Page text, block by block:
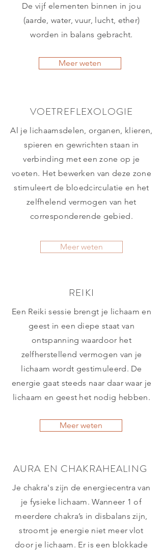
De vijf elementen binnen in jou
(aarde, water, vuur, lucht, ether)
worden in balans gebracht.
Meer weten
VOETREFLEXOLOGIE
Al je lichaamsdelen, organen, klieren,
spieren en gewrichten staan in
verbinding met een zone op je
voeten. Het bewerken van deze zone
stimuleert de bloedcirculatie en het
zelfhelend vermogen van het
corresponderende gebied.
Meer weten
REIKI
Een Reiki sessie brengt je lichaam en
geest in een diepe staat van
ontspanning waardoor het
zelfherstellend vermogen van je
lichaam wordt gestimuleerd. De
energie gaat steeds naar daar waar je
lichaam en geest het nodig hebben.
Meer weten
AURA EN CHAKRAHEALING
Je chakra's zijn de energiecentra van
je fysieke lichaam. Wanneer 1 of
meerdere chakra’s in disbalans zijn,
stroomt je energie niet meer vlot
door je lichaam. Er is een blokkade